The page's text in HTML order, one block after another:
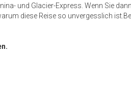
und Glacier-Express. Wenn Sie
diese Reise so unvergesslich